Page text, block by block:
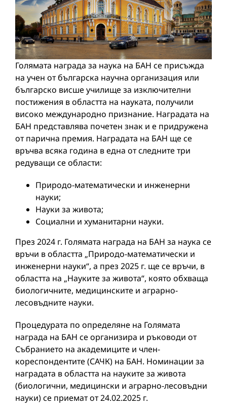
Голямата награда за наука на БАН се присъжда
на учен от българска научна организация или
българско висше училище за изключителни
постижения в областта на науката, получили
високо международно признание. Наградата на
БАН представлява почетен знак и е придружена
от парична премия. Наградата на БАН ще се
връчва всяка година в една от следните три
редуващи се области:
Природо-математически и инженерни
науки;
Науки за живота;
Социални и хуманитарни науки.
През 2024 г. Голямата награда на БАН за наука се
връчи в областта „Природо-математически и
инженерни науки“, а през 2025 г. ще се връчи, в
областта на „Науките за живота“, която обхваща
биологичните, медицинските и аграрно-
лесовъдните науки.
Процедурата по определяне на Голямата
награда на БАН се организира и ръководи от
Събранието на академиците и член-
кореспондентите (САЧК) на БАН. Номинации за
наградата в областта на науките за живота
(биологични, медицински и аграрно-лесовъдни
науки) се приемат от 24.02.2025 г.